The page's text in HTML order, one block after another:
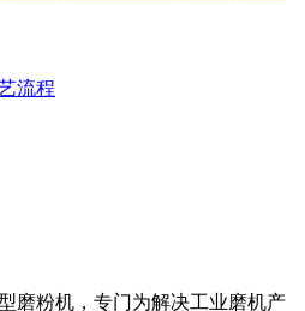
流程
磨粉机，专门为解决工业磨机产